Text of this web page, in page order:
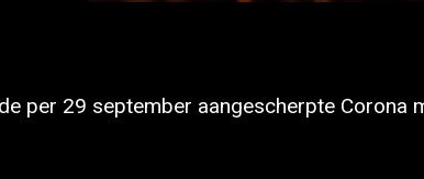
per 29 september aangescherpte Corona